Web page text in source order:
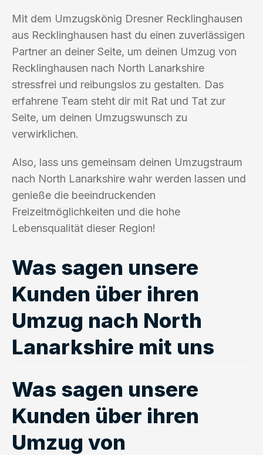
Mit dem Umzugskönig Dresner Recklinghausen
aus Recklinghausen hast du einen zuverlässigen
Partner an deiner Seite, um deinen Umzug von
Recklinghausen nach North Lanarkshire
stressfrei und reibungslos zu gestalten. Das
erfahrene Team steht dir mit Rat und Tat zur
Seite, um deinen Umzugswunsch zu
verwirklichen.
Also, lass uns gemeinsam deinen Umzugstraum
nach North Lanarkshire wahr werden lassen und
genieße die beeindruckenden
Freizeitmöglichkeiten und die hohe
Lebensqualität dieser Region!
Was sagen unsere
Kunden über ihren
Umzug nach North
Lanarkshire mit uns
Was sagen unsere
Kunden über ihren
Umzug von